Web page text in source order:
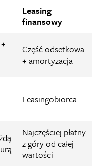
Leasing
finansowy
Część odsetkowa
+ amortyzacja
Leasingobiorca
Najczęściej płatny
z góry od całej
wartości